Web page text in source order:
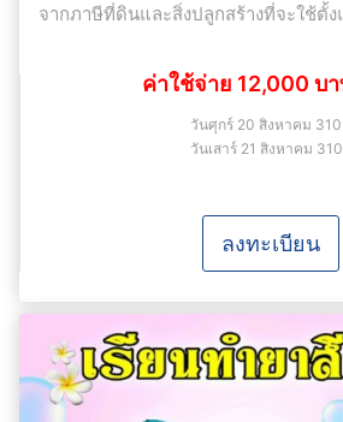
จากภาษีที่ดินและสิ่งปลูกสร้างที่จะใช้ตั้
ค่าใช้จ่าย 12,000 บ
วันศุกร์ 20 สิงหาคม
วันเสาร์ 21 สิงหาคม
ลงทะเบียน